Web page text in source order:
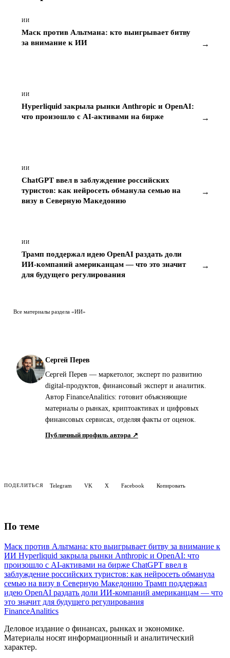
ИИ
Маск против Альтмана: кто выигрывает битву
за внимание к ИИ
→
ИИ
Hyperliquid закрыла рынки Anthropic и OpenAI:
что произошло с AI-активами на бирже
→
ИИ
ChatGPT ввел в заблуждение российских
туристов: как нейросеть обманула семью на
визу в Северную Македонию
→
ИИ
Трамп поддержал идею OpenAI раздать доли
ИИ-компаний американцам — что это значит
для будущего регулирования
→
Все материалы раздела «ИИ»
Сергей Перев
Сергей Перев — маркетолог, эксперт по развитию
digital-продуктов, финансовый эксперт и аналитик.
Автор FinanceAnalitics: готовит объясняющие
материалы о рынках, криптоактивах и цифровых
финансовых сервисах, отделяя факты от оценок.
Публичный профиль автора ↗
ПОДЕЛИТЬСЯ Telegram VK X Facebook Копировать
По теме
Маск против Альтмана: кто выигрывает битву за внимание к
ИИ Hyperliquid закрыла рынки Anthropic и OpenAI: что
произошло с AI-активами на бирже ChatGPT ввел в
заблуждение российских туристов: как нейросеть обманула
семью на визу в Северную Македонию Трамп поддержал
идею OpenAI раздать доли ИИ-компаний американцам — что
это значит для будущего регулирования
FinanceAnalitics
Деловое издание о финансах, рынках и экономике.
Материалы носят информационный и аналитический
характер.